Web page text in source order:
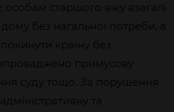
особам старшого віку взагалі
без нагальної потреби, а
країну без
примусову
суду тощо. За порушення
та